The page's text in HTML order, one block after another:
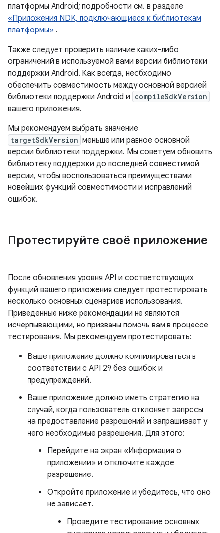
платформы Android; подробности см. в разделе
«Приложения NDK, подключающиеся к библиотекам
платформы» .
Также следует проверить наличие каких-либо
ограничений в используемой вами версии библиотеки
поддержки Android. Как всегда, необходимо
обеспечить совместимость между основной версией
библиотеки поддержки Android и compileSdkVersion
вашего приложения.
Мы рекомендуем выбрать значение
targetSdkVersion меньше или равное основной
версии библиотеки поддержки. Мы советуем обновить
библиотеку поддержки до последней совместимой
версии, чтобы воспользоваться преимуществами
новейших функций совместимости и исправлений
ошибок.
Протестируйте своё приложение
После обновления уровня API и соответствующих
функций вашего приложения следует протестировать
несколько основных сценариев использования.
Приведенные ниже рекомендации не являются
исчерпывающими, но призваны помочь вам в процессе
тестирования. Мы рекомендуем протестировать:
Ваше приложение должно компилироваться в
соответствии с API 29 без ошибок и
предупреждений.
Ваше приложение должно иметь стратегию на
случай, когда пользователь отклоняет запросы
на предоставление разрешений и запрашивает у
него необходимые разрешения. Для этого:
Перейдите на экран «Информация о
приложении» и отключите каждое
разрешение.
Откройте приложение и убедитесь, что оно
не зависает.
Проведите тестирование основных